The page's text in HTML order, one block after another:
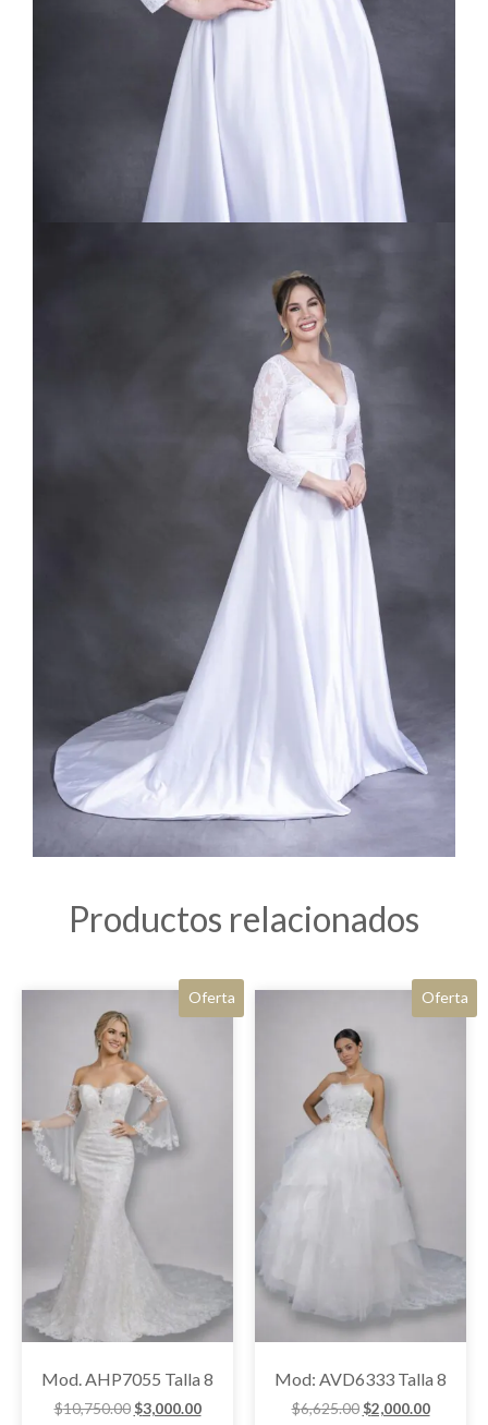
Productos relacionados
Oferta
Mod. AHP7055 Talla 8
$10,750.00 $3,000.00
Oferta
Mod: AVD6333 Talla 8
$6,625.00 $2,000.00